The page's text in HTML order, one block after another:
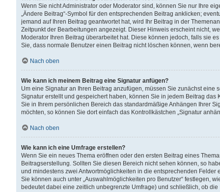
Wenn Sie nicht Administrator oder Moderator sind, können Sie nur Ihre
„Ändere Beitrag“-Symbol für den entsprechenden Beitrag anklicken;
jemand auf Ihren Beitrag geantwortet hat, wird Ihr Beitrag in der
Zeitpunkt der Bearbeitungen angezeigt. Dieser Hinweis erscheint nicht,
Moderator Ihren Beitrag überarbeitet hat. Diese können jedoch, falls sie
Sie, dass normale Benutzer einen Beitrag nicht löschen können, wenn
Nach oben
Wie kann ich meinem Beitrag eine Signatur anfügen?
Um eine Signatur an Ihren Beitrag anzufügen, müssen Sie zunächst
Signatur erstellt und gespeichert haben, können Sie in jedem Beitrag
Sie in Ihrem persönlichen Bereich das standardmäßige Anhängen Ihrer
möchten, so können Sie dort einfach das Kontrollkästchen „Signatur
Nach oben
Wie kann ich eine Umfrage erstellen?
Wenn Sie ein neues Thema eröffnen oder den ersten Beitrag eines
Beitragserstellung. Sollten Sie diesen Bereich nicht sehen können, so
und mindestens zwei Antwortmöglichkeiten in die entsprechenden
Sie können auch unter „Auswahlmöglichkeiten pro Benutzer“ festlegen,
bedeutet dabei eine zeitlich unbegrenzte Umfrage) und schließlich, ob